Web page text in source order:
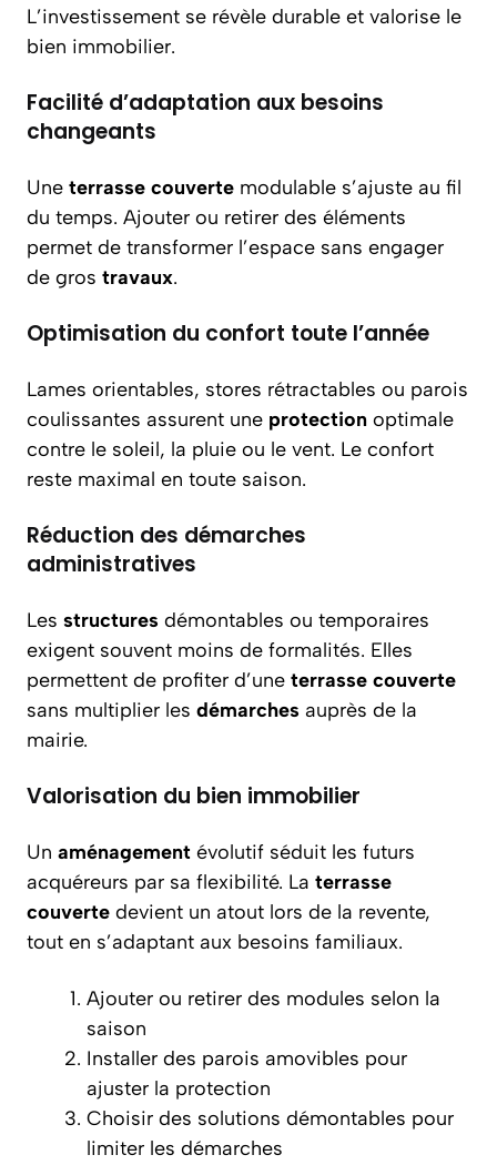
L’investissement se révèle durable et valorise le
bien immobilier.
Facilité d’adaptation aux besoins
changeants
Une terrasse couverte modulable s’ajuste au fil
du temps. Ajouter ou retirer des éléments
permet de transformer l’espace sans engager
de gros travaux.
Optimisation du confort toute l’année
Lames orientables, stores rétractables ou parois
coulissantes assurent une protection optimale
contre le soleil, la pluie ou le vent. Le confort
reste maximal en toute saison.
Réduction des démarches
administratives
Les structures démontables ou temporaires
exigent souvent moins de formalités. Elles
permettent de profiter d’une terrasse couverte
sans multiplier les démarches auprès de la
mairie.
Valorisation du bien immobilier
Un aménagement évolutif séduit les futurs
acquéreurs par sa flexibilité. La terrasse
couverte devient un atout lors de la revente,
tout en s’adaptant aux besoins familiaux.
Ajouter ou retirer des modules selon la
saison
Installer des parois amovibles pour
ajuster la protection
Choisir des solutions démontables pour
limiter les démarches